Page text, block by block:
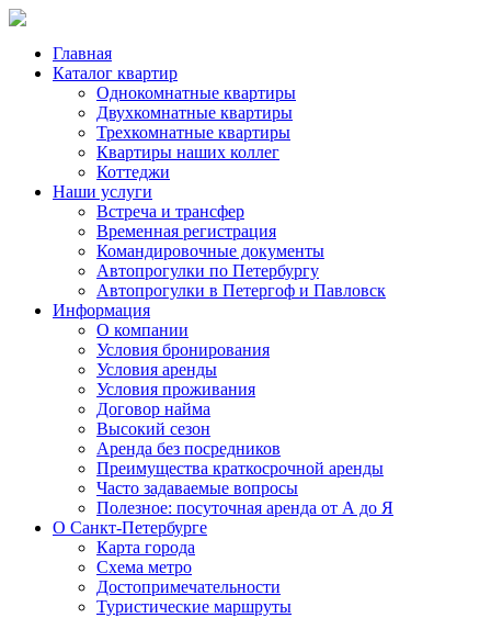
Главная
Каталог квартир
Однокомнатные квартиры
Двухкомнатные квартиры
Трехкомнатные квартиры
Квартиры наших коллег
Коттеджи
Наши услуги
Встреча и трансфер
Временная регистрация
Командировочные документы
Автопрогулки по Петербургу
Автопрогулки в Петергоф и Павловск
Информация
О компании
Условия бронирования
Условия аренды
Условия проживания
Договор найма
Высокий сезон
Аренда без посредников
Преимущества краткосрочной аренды
Часто задаваемые вопросы
Полезное: посуточная аренда от А до Я
О Санкт-Петербурге
Карта города
Схема метро
Достопримечательности
Туристические маршруты